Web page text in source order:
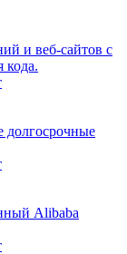
и веб-сайтов с
кода.
долгосрочные
Alibaba